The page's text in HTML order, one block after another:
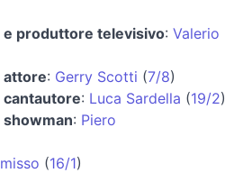
produttore televisivo: Valerio
attore: Gerry Scotti (7/8)
: Luca Sardella (19/2)
: Piero
(16/1)